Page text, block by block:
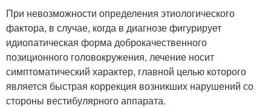
При невозможности определения этиологического
фактора, в случае, когда в диагнозе фигурирует
идиопатическая форма доброкачественного
позиционного головокружения, лечение носит
симптоматический характер, главной целью которого
является быстрая коррекция возникших нарушений со
стороны вестибулярного аппарата.